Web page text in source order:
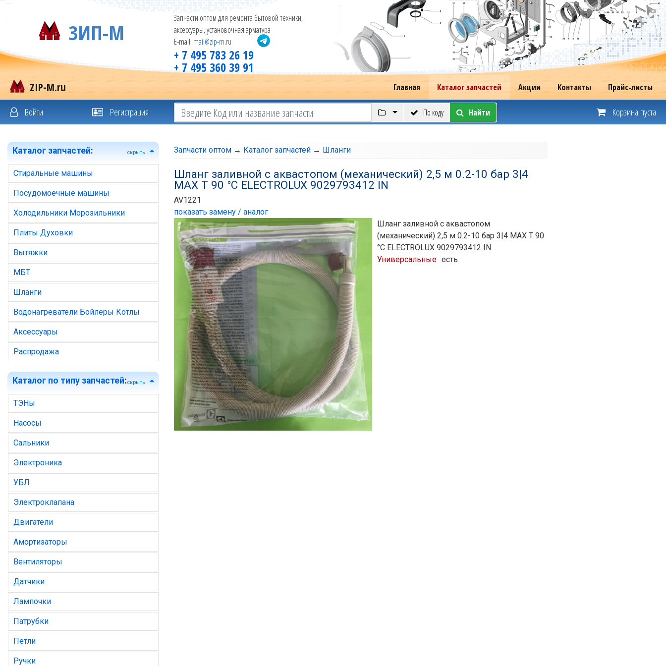
ЗИП-М
Запчасти оптом для ремонта бытовой техники,
аксессуары, установочная арматура
E-mail: mail@zip-m.ru
+ 7 495 783 26 19
+ 7 495 360 39 91
ZIP-M.ru Главная Каталог запчастей Акции Контакты Прайс-листы
Войти Регистрация По коду Найти Корзина пуста
Каталог запчастей: скрыть
Стиральные машины
Посудомоечные машины
Холодильники Морозильники
Плиты Духовки
Вытяжки
МБТ
Шланги
Водонагреватели Бойлеры Котлы
Аксессуары
Распродажа
Каталог по типу запчастей:скрыть
ТЭНы
Насосы
Сальники
Электроника
УБЛ
Электроклапана
Двигатели
Амортизаторы
Вентиляторы
Датчики
Лампочки
Патрубки
Петли
Ручки
Запчасти оптом → Каталог запчастей → Шланги
Шланг заливной с аквастопом (механический) 2,5 м 0.2-10 бар 3|4
MAX T 90 °C ELECTROLUX 9029793412 IN
AV1221
показать замену / аналог
Шланг заливной с аквастопом
(механический) 2,5 м 0.2-10 бар 3|4 MAX T 90
°C ELECTROLUX 9029793412 IN
Универсальные есть